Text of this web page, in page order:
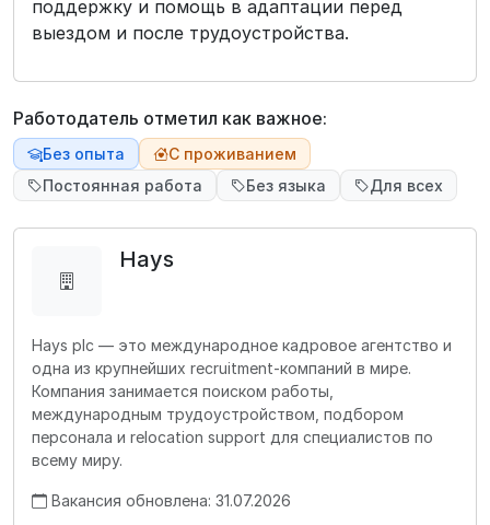
поддержку и помощь в адаптации перед
выездом и после трудоустройства.
Работодатель отметил как важное:
Без опыта
С проживанием
Постоянная работа
Без языка Для всех
Hays
Hays plc — это международное кадровое агентство и
одна из крупнейших recruitment-компаний в мире.
Компания занимается поиском работы,
международным трудоустройством, подбором
персонала и relocation support для специалистов по
всему миру.
Вакансия обновлена: 31.07.2026